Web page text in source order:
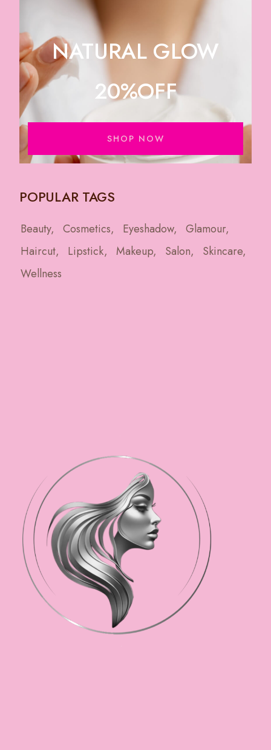
NATURAL GLOW
20%OFF
SHOP NOW
POPULAR TAGS
Beauty Cosmetics Eyeshadow
Glamour
Haircut
Lipstick Makeup Salon
Skincare
Wellness